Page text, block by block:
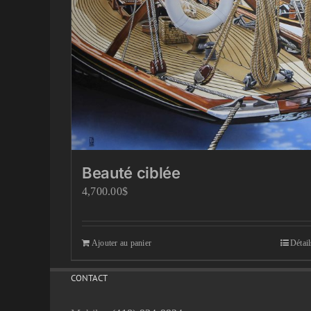
Beauté ciblée
4,700.00$
Ajouter au panier
CONTACT